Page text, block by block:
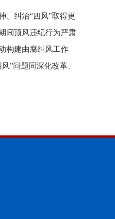
、纠治“四风”取得更
间顶风违纪行为严肃
构建由腐纠风工作
”问题同深化改革、